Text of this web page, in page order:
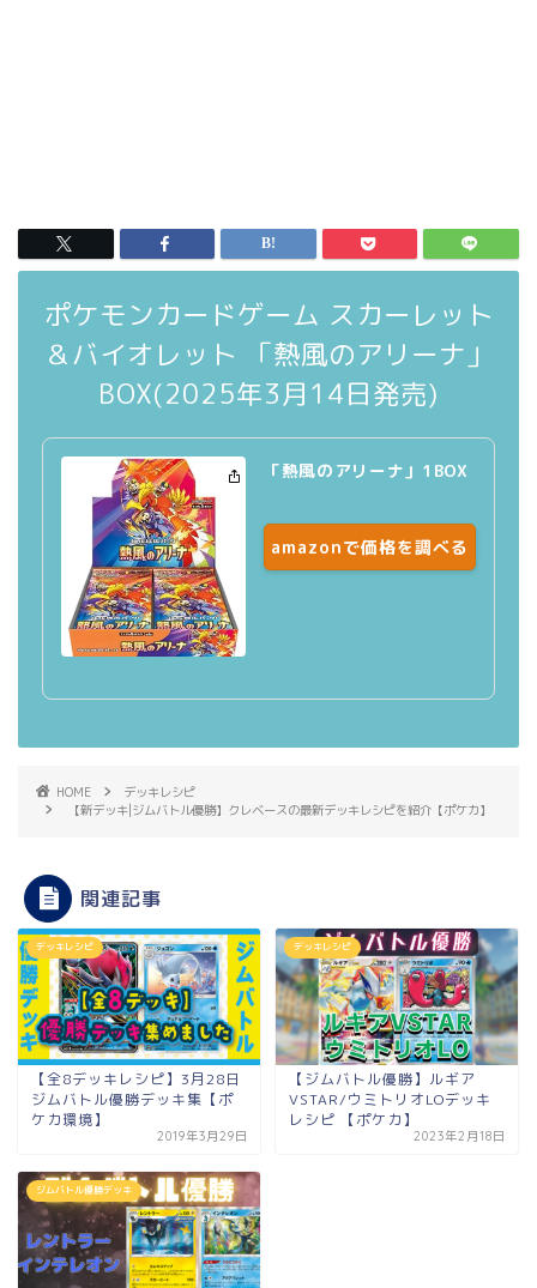
ポケモンカードゲーム スカーレット
＆バイオレット 「熱風のアリーナ」
BOX(2025年3月14日発売)
「熱風のアリーナ」1BOX
amazonで価格を調べる
HOME
デッキレシピ
【新デッキ|ジムバトル優勝】クレベースの最新デッキレシピを紹介【ポケカ】
関連記事
デッキレシピ
【全8デッキレシピ】3月28日
ジムバトル優勝デッキ集【ポ
ケカ環境】
2019年3月29日
デッキレシピ
【ジムバトル優勝】ルギア
VSTAR/ウミトリオLOデッキ
レシピ 【ポケカ】
2023年2月18日
ジムバトル優勝デッキ